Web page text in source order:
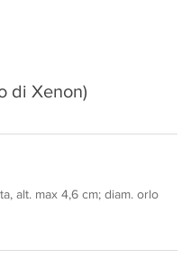
di Xenon)
alt. max 4,6 cm; diam. orlo